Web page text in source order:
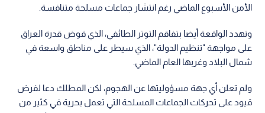
الأمن الأسبوع الماضي رغم انتشار جماعات مسلحة متنافسة.
وتهدد الواقعة أيضا بتفاقم التوتر الطائفي، الذي قوض قدرة العراق
على مواجهة "تنظيم الدولة"، الذي سيطر على مناطق واسعة في
شمال البلاد وغربها العام الماضي.
ولم تعلن أي جهة مسؤوليتها عن الهجوم، لكن المطلك دعا لفرض
قيود على تحركات الجماعات المسلحة التي تعمل بحرية في كثير من